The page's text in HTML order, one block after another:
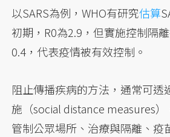
以SARS為例，WHO有研究估算
初期，R0為2.9，但實施控制隔
0.4，代表疫情被有效控制。
阻止傳播疾病的方法，通常可透
施（social distance measures
管制公眾場所、治療與隔離、疫